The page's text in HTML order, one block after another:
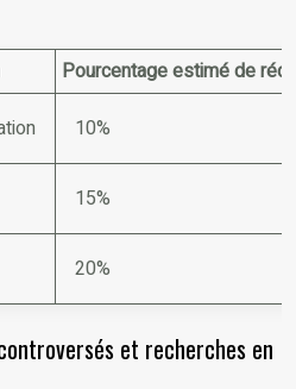
Pourcentage estimé de
10%
15%
20%
et recherches en